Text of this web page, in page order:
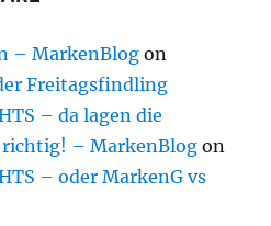
– MarkenBlog on
Freitagsfindling
– da lagen die
richtig! – MarkenBlog on
– oder MarkenG vs